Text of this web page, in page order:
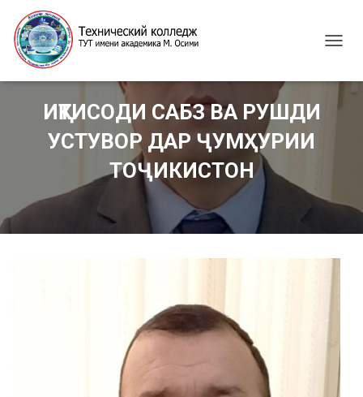
G
G
ИҚТИСОДИ САБЗ ВА РУШДИ
УСТУВОР ДАР ҶУМҲУРИИ
ТОҶИКИСТОН